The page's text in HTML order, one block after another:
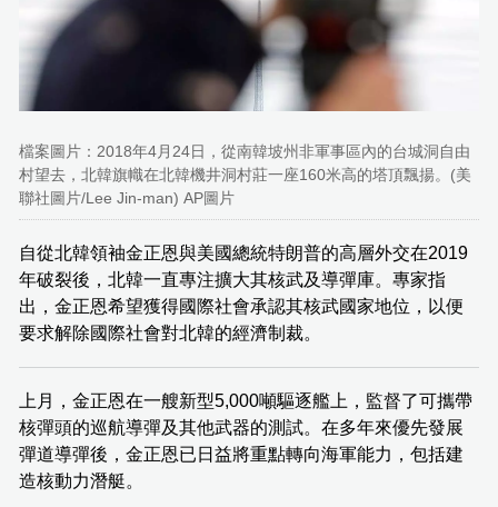
檔案圖片：2018年4月24日，從南韓坡州非軍事區內的台城洞自由
村望去，北韓旗幟在北韓機井洞村莊一座160米高的塔頂飄揚。(美
聯社圖片/Lee Jin-man) AP圖片
自從北韓領袖金正恩與美國總統特朗普的高層外交在2019
年破裂後，北韓一直專注擴大其核武及導彈庫。專家指
出，金正恩希望獲得國際社會承認其核武國家地位，以便
要求解除國際社會對北韓的經濟制裁。
上月，金正恩在一艘新型5,000噸驅逐艦上，監督了可攜帶
核彈頭的巡航導彈及其他武器的測試。在多年來優先發展
彈道導彈後，金正恩已日益將重點轉向海軍能力，包括建
造核動力潛艇。